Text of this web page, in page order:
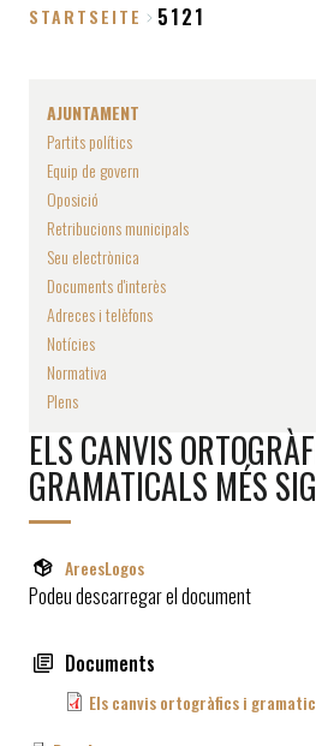
STARTSEITE 5121
AJUNTAMENT
Partits polítics
Equip de govern
Oposició
Retribucions municipals
Seu electrònica
Documents d'interès
Adreces i telèfons
Notícies
Normativa
Plens
ELS CANVIS
GRAMATICALS MÉS
AreesLogos
Podeu descarregar el document
Documents
Els canvis ortogràfics i